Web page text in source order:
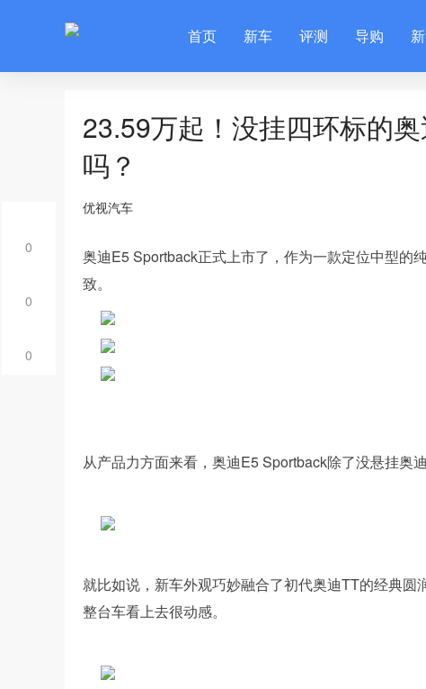
首页 新车 评测 导购
0
0
0
23.59万起！没挂四环标的
吗？
优视汽车
奥迪E5 Sportback正式上市了，作为一款定位中型的
致。
从产品力方面来看，奥迪E5 Sportback除了没悬挂奥
就比如说，新车外观巧妙融合了初代奥迪TT的经典
整台车看上去很动感。